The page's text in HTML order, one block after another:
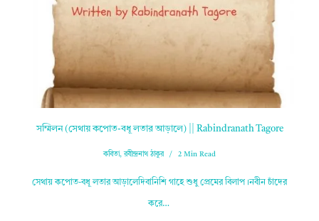
সম্মিলন (সেথায় কপোত-বধূ লতার আড়ালে) || Rabindranath Tagore
কবিতা,রবীন্দ্রনাথ ঠাকুর 2 Min Read
সেথায় কপোত-বধূ লতার আড়ালেদিবানিশি গাহে শুধু প্রেমের বিলাপ।নবীন চাঁদের
করে…